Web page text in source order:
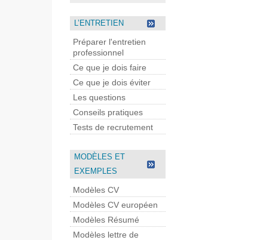
L’ENTRETIEN
Préparer l'entretien
professionnel
Ce que je dois faire
Ce que je dois éviter
Les questions
Conseils pratiques
Tests de recrutement
MODÈLES ET
EXEMPLES
Modèles CV
Modèles CV européen
Modèles Résumé
Modèles lettre de